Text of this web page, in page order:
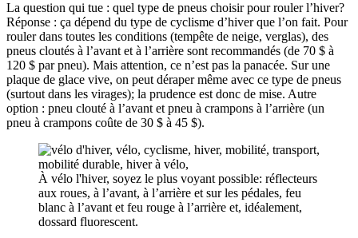
La question qui tue : quel type de pneus choisir pour rouler l’hiver?
Réponse : ça dépend du type de cyclisme d’hiver que l’on fait. Pour
rouler dans toutes les conditions (tempête de neige, verglas), des
pneus cloutés à l’avant et à l’arrière sont recommandés (de 70 $ à
120 $ par pneu). Mais attention, ce n’est pas la panacée. Sur une
plaque de glace vive, on peut déraper même avec ce type de pneus
(surtout dans les virages); la prudence est donc de mise. Autre
option : pneu clouté à l’avant et pneu à crampons à l’arrière (un
pneu à crampons coûte de 30 $ à 45 $).
À vélo l'hiver, soyez le plus voyant possible: réflecteurs
aux roues, à l’avant, à l’arrière et sur les pédales, feu
blanc à l’avant et feu rouge à l’arrière et, idéalement,
dossard fluorescent.